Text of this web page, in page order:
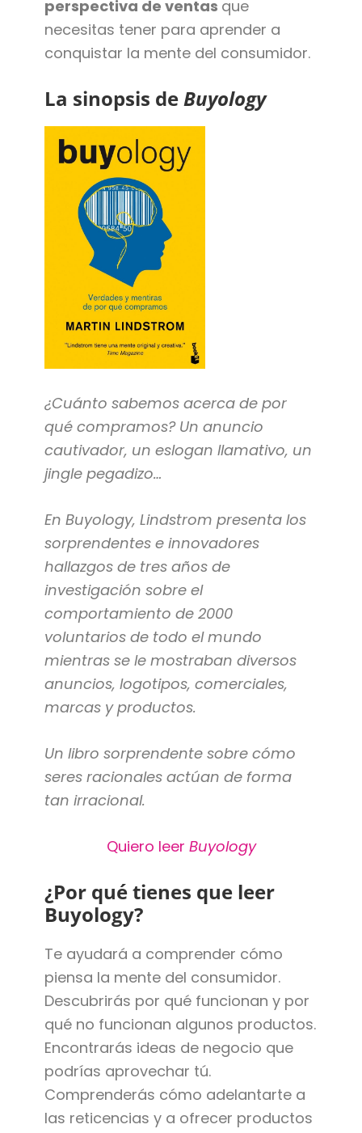
perspectiva de ventas que
necesitas tener para aprender a
conquistar la mente del consumidor.
La sinopsis deBuyology
¿Cuánto sabemos acerca de por
qué compramos? Un anuncio
cautivador, un eslogan llamativo, un
jingle pegadizo…
En Buyology, Lindstrom presenta los
sorprendentes e innovadores
hallazgos de tres años de
investigación sobre el
comportamiento de 2000
voluntarios de todo el mundo
mientras se le mostraban diversos
anuncios, logotipos, comerciales,
marcas y productos.
Un libro sorprendente sobre cómo
seres racionales actúan de forma
tan irracional.
Quiero leer Buyology
¿Por qué tienes que leer
Buyology?
Te ayudará a comprender cómo
piensa la mente del consumidor.
Descubrirás por qué funcionan y por
qué no funcionan algunos productos.
Encontrarás ideas de negocio que
podrías aprovechar tú.
Comprenderás cómo adelantarte a
las reticencias y a ofrecer productos